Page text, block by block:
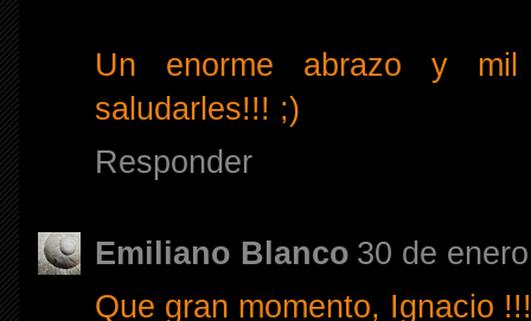
Un enorme abrazo y mil
saludarles!!! ;)
Responder
Emiliano Blanco 30 de
Que gran momento, Ignacio !!!